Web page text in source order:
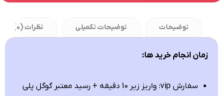
توضیحات توضیحات تکمیلی نظرات (0)
زمان انجام خرید ها:
سفارش vip: واریز زیر 10 دقیقه + رسید معتبر گوگل پلی